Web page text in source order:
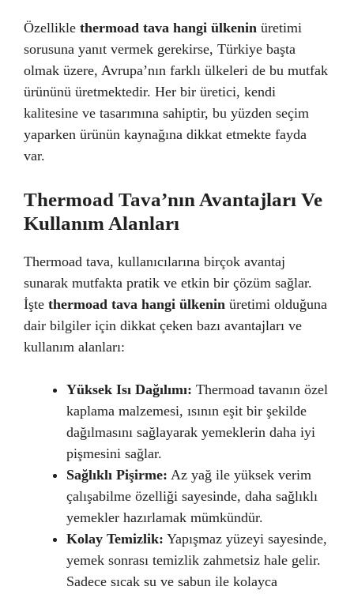
Özellikle thermoad tava hangi ülkenin üretimi
sorusuna yanıt vermek gerekirse, Türkiye başta
olmak üzere, Avrupa’nın farklı ülkeleri de bu mutfak
ürününü üretmektedir. Her bir üretici, kendi
kalitesine ve tasarımına sahiptir, bu yüzden seçim
yaparken ürünün kaynağına dikkat etmekte fayda
var.
Thermoad Tava’nın Avantajları Ve
Kullanım Alanları
Thermoad tava, kullanıcılarına birçok avantaj
sunarak mutfakta pratik ve etkin bir çözüm sağlar.
İşte thermoad tava hangi ülkenin üretimi olduğuna
dair bilgiler için dikkat çeken bazı avantajları ve
kullanım alanları:
Yüksek Isı Dağılımı: Thermoad tavanın özel
kaplama malzemesi, ısının eşit bir şekilde
dağılmasını sağlayarak yemeklerin daha iyi
pişmesini sağlar.
Sağlıklı Pişirme: Az yağ ile yüksek verim
çalışabilme özelliği sayesinde, daha sağlıklı
yemekler hazırlamak mümkündür.
Kolay Temizlik: Yapışmaz yüzeyi sayesinde,
yemek sonrası temizlik zahmetsiz hale gelir.
Sadece sıcak su ve sabun ile kolayca